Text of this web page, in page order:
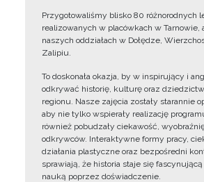
Przygotowaliśmy blisko 80 różnorodnych
realizowanych w placówkach w Tarnowie,
naszych oddziałach w Dołędze,
Zalipiu.
To doskonała okazja, by w inspirujący i
odkrywać historię, kulturę oraz
regionu. Nasze zajęcia zostały starannie
aby nie tylko wspierały realizację
również pobudzały ciekawość,
odkrywców. Interaktywne formy pracy,
działania plastyczne oraz bezpośredni
sprawiają, że historia staje się
nauką poprzez doświadczenie.